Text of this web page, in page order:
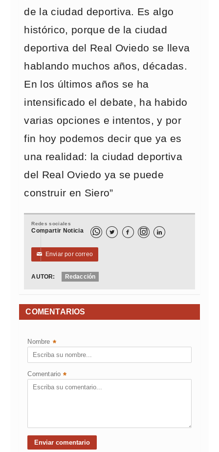
de la ciudad deportiva. Es algo
histórico, porque de la ciudad
deportiva del Real Oviedo se lleva
hablando muchos años, décadas.
En los últimos años se ha
intensificado el debate, ha habido
varias opciones e intentos, y por
fin hoy podemos decir que ya es
una realidad: la ciudad deportiva
del Real Oviedo ya se puede
construir en Siero”
Redes sociales
Compartir Noticia   
✉ Enviar por correo
AUTOR: Redacción
COMENTARIOS
Nombre *
Comentario *